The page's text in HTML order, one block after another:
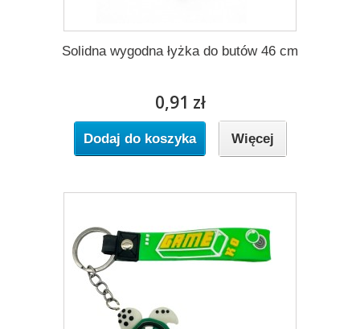
Solidna wygodna łyżka do butów 46 cm
0,91 zł
Dodaj do koszyka Więcej